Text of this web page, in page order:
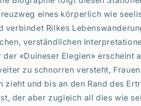
eines körperlich wie
verbindet Rilkes
verständlichen
der «Duineser Elegien» erscheint
zu schnorren versteht,
zieht und bis an den Rand des
der aber zugleich all dies wie